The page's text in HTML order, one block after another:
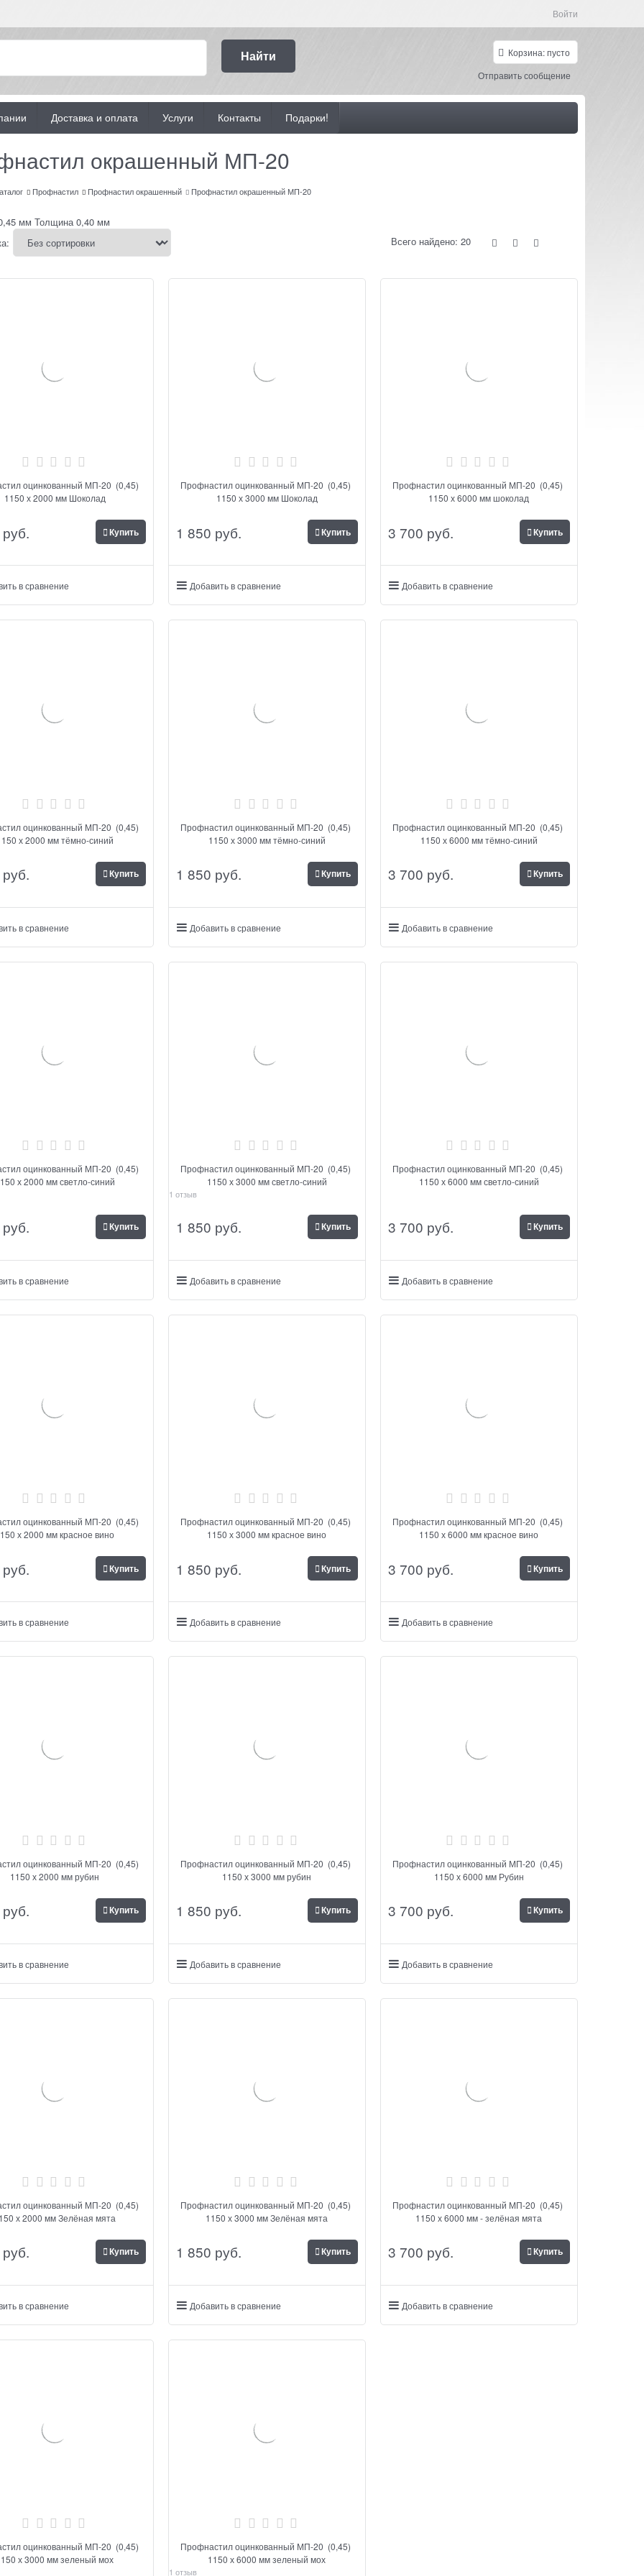
Войти
Найти Корзина:пусто
Отправить сообщение
Доставка и оплата Услуги Контакты Подарки!
окрашенный МП-20
Профнастил Профнастил окрашенный Профнастил окрашенный МП-20
мм Толщина 0,40 мм
Всего найдено: 20
оцинкованный МП-20 (0,45)
1150 х 2000 мм Шоколад
руб. Купить
в сравнение
Профнастил оцинкованный МП-20 (0,45)
1150 х 3000 мм Шоколад
1 850 руб. Купить
Добавить в сравнение
Профнастил оцинкованный МП-20 (0,45)
1150 х 6000 мм шоколад
3 700 руб. Купить
Добавить в сравнение
оцинкованный МП-20 (0,45)
х 2000 мм тёмно-синий
руб. Купить
в сравнение
Профнастил оцинкованный МП-20 (0,45)
1150 х 3000 мм тёмно-синий
1 850 руб. Купить
Добавить в сравнение
Профнастил оцинкованный МП-20 (0,45)
1150 х 6000 мм тёмно-синий
3 700 руб. Купить
Добавить в сравнение
оцинкованный МП-20 (0,45)
х 2000 мм светло-синий
руб. Купить
в сравнение
Профнастил оцинкованный МП-20 (0,45)
1150 х 3000 мм светло-синий
1 отзыв
1 850 руб. Купить
Добавить в сравнение
Профнастил оцинкованный МП-20 (0,45)
1150 х 6000 мм светло-синий
3 700 руб. Купить
Добавить в сравнение
оцинкованный МП-20 (0,45)
х 2000 мм красное вино
руб. Купить
в сравнение
Профнастил оцинкованный МП-20 (0,45)
1150 х 3000 мм красное вино
1 850 руб. Купить
Добавить в сравнение
Профнастил оцинкованный МП-20 (0,45)
1150 х 6000 мм красное вино
3 700 руб. Купить
Добавить в сравнение
оцинкованный МП-20 (0,45)
1150 х 2000 мм рубин
руб. Купить
в сравнение
Профнастил оцинкованный МП-20 (0,45)
1150 х 3000 мм рубин
1 850 руб. Купить
Добавить в сравнение
Профнастил оцинкованный МП-20 (0,45)
1150 х 6000 мм Рубин
3 700 руб. Купить
Добавить в сравнение
оцинкованный МП-20 (0,45)
х 2000 мм Зелёная мята
руб. Купить
в сравнение
Профнастил оцинкованный МП-20 (0,45)
1150 х 3000 мм Зелёная мята
1 850 руб. Купить
Добавить в сравнение
Профнастил оцинкованный МП-20 (0,45)
1150 х 6000 мм - зелёная мята
3 700 руб. Купить
Добавить в сравнение
оцинкованный МП-20 (0,45)
х 3000 мм зеленый мох
Профнастил оцинкованный МП-20 (0,45)
1150 х 6000 мм зеленый мох
1 отзыв